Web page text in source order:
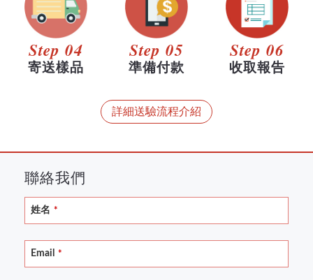
Step 04
寄送樣品
Step 05
準備付款
Step 06
收取報告
詳細送驗流程介紹
聯絡我們
姓名 *
Email *